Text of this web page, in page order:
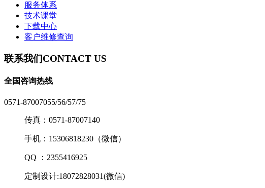
服务体系
技术课堂
下载中心
客户维修查询
联系我们CONTACT US
全国咨询热线
0571-87007055/56/57/75
传真：0571-87007140
手机：15306818230（微信）
QQ ：2355416925
定制设计:18072828031(微信)